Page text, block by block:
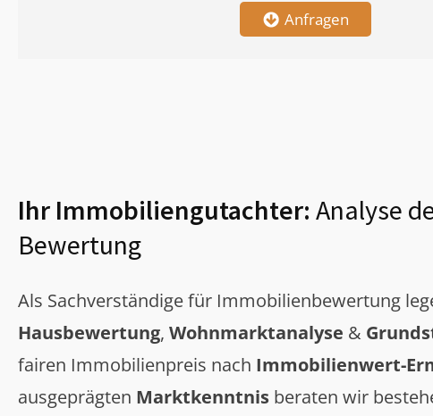
Anfragen
Ihr Immobiliengutachter: Analyse
Bewertung
Als Sachverständige für Immobilienbewertung
Hausbewertung, Wohnmarktanalyse &
fairen Immobilienpreis nach Immobilienwert-
ausgeprägten Marktkenntnis beraten wir